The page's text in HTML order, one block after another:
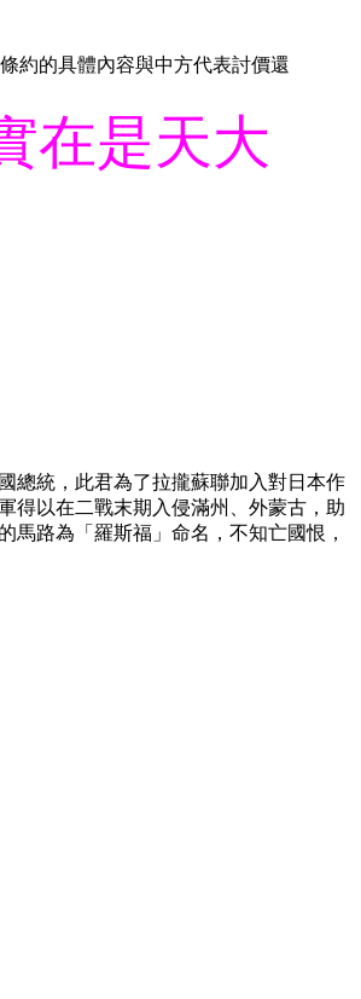
約的具體內容與中方代表討價還
在是天大
總統，此君為了拉攏蘇聯加入對日本作
得以在二戰末期入侵滿州、外蒙古，助
馬路為「羅斯福」命名，不知亡國恨，